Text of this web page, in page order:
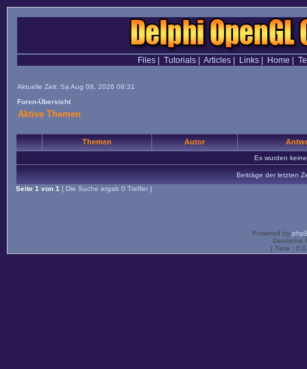
Files| Tutorials| Articles| Links| Home
Aktuelle Zeit: Sa Aug 08, 2026 08:31
Foren-Übersicht
Aktive Themen
Themen Autor
Es wurden
Beiträge der letzten
Seite 1 von 1 [ Die Suche ergab 0 Treffer ]
Powered by
Deutsche
[ Time :